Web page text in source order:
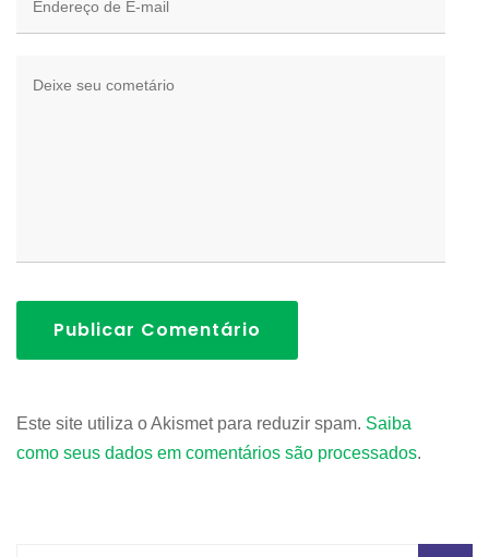
Publicar Comentário
Este site utiliza o Akismet para reduzir spam. Saiba
como seus dados em comentários são processados.